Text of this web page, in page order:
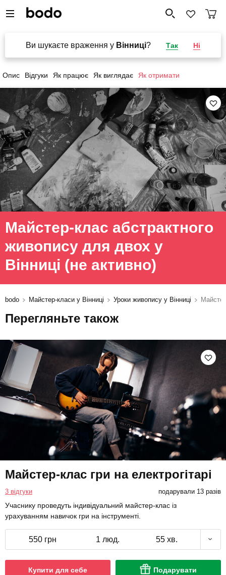
Ви шукаєте враження у Вінниці? Так Ні
Опис Відгуки Як працює Як виглядає Як отримати
Майстер-клас абстрактного
живопису для двох у
Вінниці (не активно)
bodo Майстер-класи у Вінниці Уроки живопису у Вінниці
Перегляньте також
Майстер-клас гри на електрогітарі
3 відгуки подарували 13 разів
Учаснику проведуть індивідуальний майстер-клас із
урахуванням навичок гри на інструменті.
550 грн 1 люд. 55 хв.
Купити для себе Подарувати